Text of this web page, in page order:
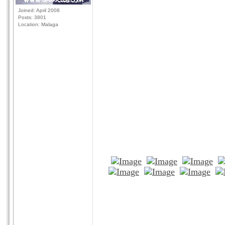
Joined: April 2008
Posts: 3801
Location: Malaga